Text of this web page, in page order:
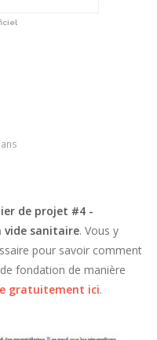
de projet #4 -
vide sanitaire. Vous y
pour savoir comment
fondation de manière
gratuitement ici.